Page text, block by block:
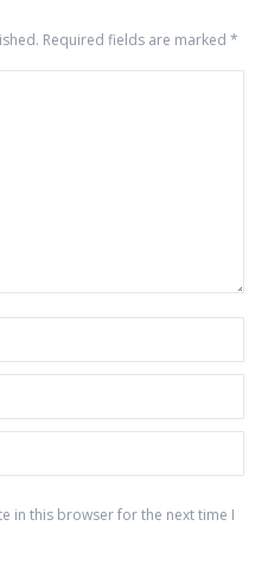
Required fields are marked *
in this browser for the next time I